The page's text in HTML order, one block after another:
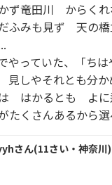
ず竜田川　からく
ふみも見ず　天の
やっていた、「ち
見しやそれとも分
　はかるとも　よ
たくさんあるから
さん(11さい・ 神奈川)